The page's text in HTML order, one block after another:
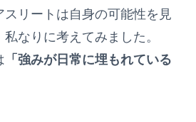
スリートは自身の可能性を見
なりに考えてみました。
「強みが日常に埋もれている